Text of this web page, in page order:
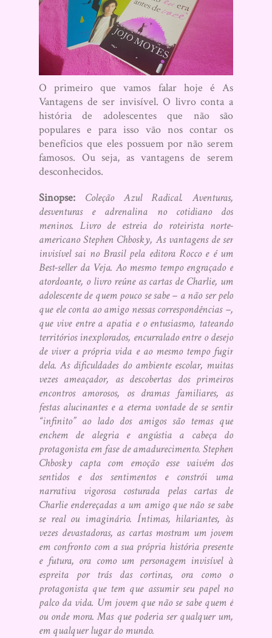
O primeiro que vamos falar hoje é As
Vantagens de ser invisível. O livro conta a
história de adolescentes que não são
populares e para isso vão nos contar os
benefícios que eles possuem por não serem
famosos. Ou seja, as vantagens de serem
desconhecidos.
Sinopse:
Coleção Azul Radical. Aventuras,
desventuras e adrenalina no cotidiano dos
meninos. Livro de estreia do roteirista norte-
americano Stephen Chbosky, As vantagens de ser
invisível sai no Brasil pela editora Rocco e é um
Best-seller da Veja. Ao mesmo tempo engraçado e
atordoante, o livro reúne as cartas de Charlie, um
adolescente de quem pouco se sabe – a não ser pelo
que ele conta ao amigo nessas correspondências –,
que vive entre a apatia e o entusiasmo, tateando
territórios inexplorados, encurralado entre o desejo
de viver a própria vida e ao mesmo tempo fugir
dela. As dificuldades do ambiente escolar, muitas
vezes ameaçador, as descobertas dos primeiros
encontros amorosos, os dramas familiares, as
festas alucinantes e a eterna vontade de se sentir
“infinito” ao lado dos amigos são temas que
enchem de alegria e angústia a cabeça do
protagonista em fase de amadurecimento. Stephen
Chbosky capta com emoção esse vaivém dos
sentidos e dos sentimentos e constrói uma
narrativa vigorosa costurada pelas cartas de
Charlie endereçadas a um amigo que não se sabe
se real ou imaginário. Íntimas, hilariantes, às
vezes devastadoras, as cartas mostram um jovem
em confronto com a sua própria história presente
e futura, ora como um personagem invisível à
espreita por trás das cortinas, ora como o
protagonista que tem que assumir seu papel no
palco da vida. Um jovem que não se sabe quem é
ou onde mora. Mas que poderia ser qualquer um,
em qualquer lugar do mundo.